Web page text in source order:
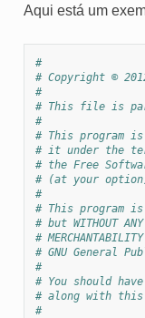
Aqui está um
#
# Copyright ©
#
# This file is
#
# This program
# it under the
# the Free
# (at your
#
# This program
# but WITHOUT
#
# GNU General
#
# You should
# along with this
#